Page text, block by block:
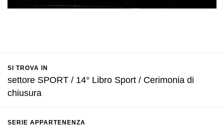
SI TROVA IN
settore SPORT / 14° Libro Sport / Cerimonia di
chiusura
SERIE APPARTENENZA